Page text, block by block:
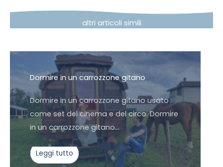
altri articoli simili
Dormire in un carrozzone gitano
Dormire in un carrozzone gitano usato
come set del cinema e del circo. Dormire
in un carrozzone gitano…
Leggi tutto